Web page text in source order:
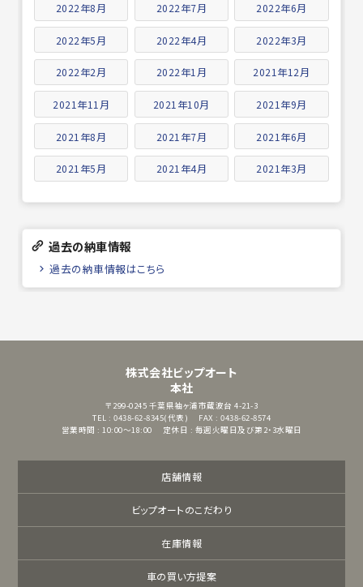
2022年8月 2022年7月 2022年6月
2022年5月 2022年4月 2022年3月
2022年2月 2022年1月 2021年12月
2021年11月 2021年10月 2021年9月
2021年8月 2021年7月 2021年6月
2021年5月 2021年4月 2021年3月
過去の納車情報
過去の納車情報はこちら
株式会社ビップオート
本社
〒299-0245 千葉県袖ヶ浦市蔵波台 4-21-3
TEL : 0438-62-8345(代表)
FAX : 0438-62-8574
営業時間 : 10:00～18:00
定休日 : 毎週火曜日及び第2・3水曜日
店舗情報
ビップオートのこだわり
在庫情報
車の買い方提案